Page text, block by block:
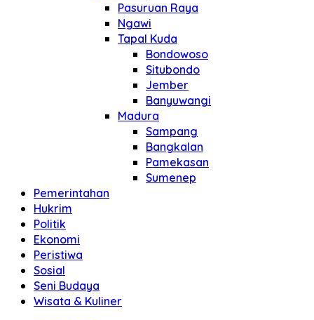
Pasuruan Raya
Ngawi
Tapal Kuda
Bondowoso
Situbondo
Jember
Banyuwangi
Madura
Sampang
Bangkalan
Pamekasan
Sumenep
Pemerintahan
Hukrim
Politik
Ekonomi
Peristiwa
Sosial
Seni Budaya
Wisata & Kuliner